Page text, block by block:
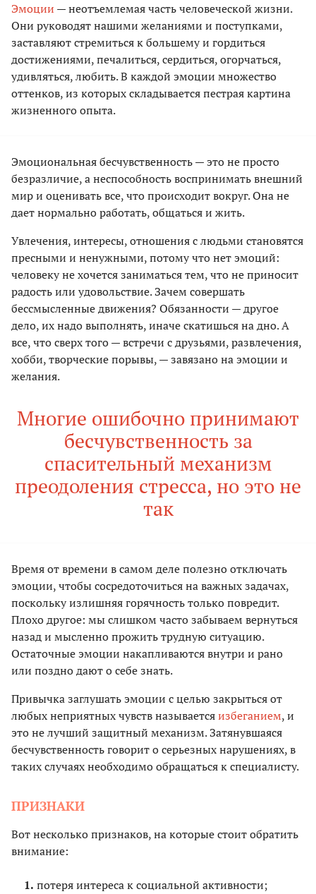
Эмоции — неотъемлемая часть человеческой жизни.
Они руководят нашими желаниями и поступками,
заставляют стремиться к большему и гордиться
достижениями, печалиться, сердиться, огорчаться,
удивляться, любить. В каждой эмоции множество
оттенков, из которых складывается пестрая картина
жизненного опыта.
Эмоциональная бесчувственность — это не просто
безразличие, а неспособность воспринимать внешний
мир и оценивать все, что происходит вокруг. Она не
дает нормально работать, общаться и жить.
Увлечения, интересы, отношения с людьми становятся
пресными и ненужными, потому что нет эмоций:
человеку не хочется заниматься тем, что не приносит
радость или удовольствие. Зачем совершать
бессмысленные движения? Обязанности — другое
дело, их надо выполнять, иначе скатишься на дно. А
все, что сверх того — встречи с друзьями, развлечения,
хобби, творческие порывы, — завязано на эмоции и
желания.
Многие ошибочно принимают
бесчувственность за
спасительный механизм
преодоления стресса, но это не
так
Время от времени в самом деле полезно отключать
эмоции, чтобы сосредоточиться на важных задачах,
поскольку излишняя горячность только повредит.
Плохо другое: мы слишком часто забываем вернуться
назад и мысленно прожить трудную ситуацию.
Остаточные эмоции накапливаются внутри и рано
или поздно дают о себе знать.
Привычка заглушать эмоции с целью закрыться от
любых неприятных чувств называетсяизбеганием, и
это не лучший защитный механизм. Затянувшаяся
бесчувственность говорит о серьезных нарушениях, в
таких случаях необходимо обращаться к специалисту.
ПРИЗНАКИ
Вот несколько признаков, на которые стоит обратить
внимание:
потеря интереса к социальной активности;